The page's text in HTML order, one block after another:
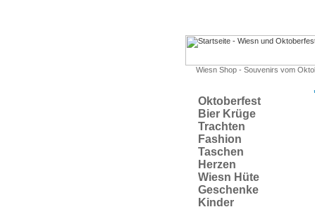
Wiesn Shop - Souvenirs vom
Oktoberfest
Bier Krüge
Trachten
Fashion
Taschen
Herzen
Wiesn Hüte
Geschenke
Kinder